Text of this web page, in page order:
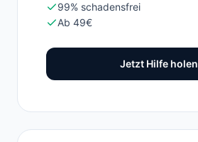
99% schadensfrei
Ab 49€
Jetzt Hilfe holen